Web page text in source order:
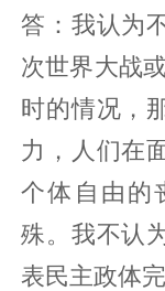
答：我认为
次世界大战
时的情况，
力，人们在
个体自由的
殊。我不认
表民主政体